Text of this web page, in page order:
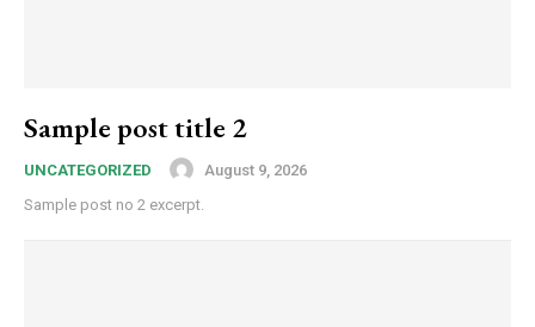
Sample post title 2
UNCATEGORIZED
August 9, 2026
Sample post no 2 excerpt.